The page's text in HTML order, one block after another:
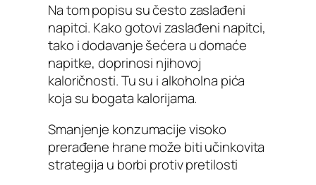
Na tom popisu su često zaslađeni
napitci. Kako gotovi zaslađeni napitci,
tako i dodavanje šećera u domaće
napitke, doprinosi njihovoj
kaloričnosti. Tu su i alkoholna pića
koja su bogata kalorijama.
Smanjenje konzumacije visoko
prerađene hrane može biti učinkovita
strategija u borbi protiv pretilosti